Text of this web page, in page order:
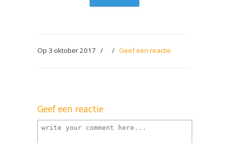
Op 3 oktober 2017 / / Geef een reactie
Geef een reactie